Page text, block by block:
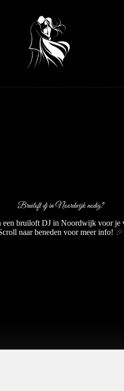
Bruiloft dj in Noordwijk nodig?
een bruiloft DJ in Noordwijk voor je
naar beneden voor meer info! 🎉